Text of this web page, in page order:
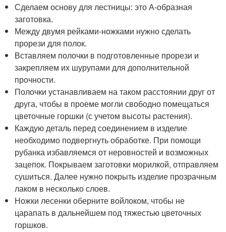
Сделаем основу для лестницы: это А-образная
заготовка.
Между двумя рейками-ножками нужно сделать
прорези для полок.
Вставляем полочки в подготовленные прорези и
закрепляем их шурупами для дополнительной
прочности.
Полочки устанавливаем на таком расстоянии друг от
друга, чтобы в проеме могли свободно помещаться
цветочные горшки (с учетом высоты растения).
Каждую деталь перед соединением в изделие
необходимо подвергнуть обработке. При помощи
рубанка избавляемся от неровностей и возможных
зацепок. Покрываем заготовки морилкой, отправляем
сушиться. Далее нужно покрыть изделие прозрачным
лаком в несколько слоев.
Ножки лесенки оберните войлоком, чтобы не
царапать в дальнейшем под тяжестью цветочных
горшков.